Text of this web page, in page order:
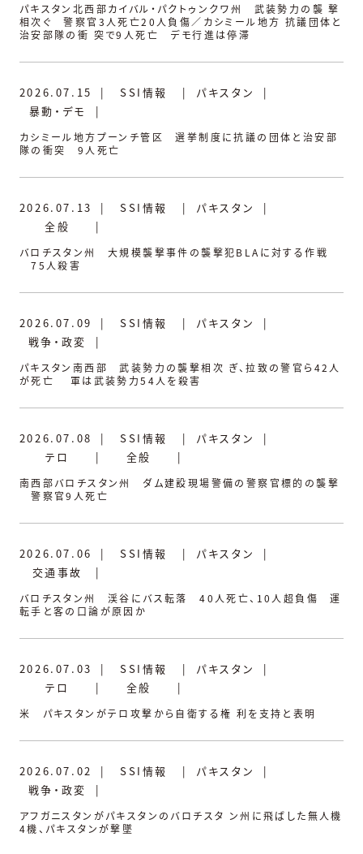
パキスタン北西部カイバル・パクトゥンクワ州 武装勢力の襲 撃
相次ぐ 警察官3人死亡20人負傷／カシミール地方 抗議団体と
治安部隊の衝 突で9人死亡 デモ行進は停滞
2026.07.15 | SSI情報 | パキスタン
|
暴動・デモ
|
カシミール地方プーンチ管区 選挙制度に抗議の団体と治安部
隊の衝突 9人死亡
2026.07.13 | SSI情報 | パキスタン
|
全般
|
バロチスタン州 大規模襲撃事件の襲撃犯BLAに対する作戦
75人殺害
2026.07.09 | SSI情報 | パキスタン
|
戦争・政変
|
パキスタン南西部 武装勢力の襲撃相次 ぎ、拉致の警官ら42人
が死亡 軍は武装勢力54人を殺害
2026.07.08 | SSI情報 | パキスタン
|
テロ
| 全般 |
南西部バロチスタン州 ダム建設現場警備の警察官標的の襲撃
警察官9人死亡
2026.07.06 | SSI情報 | パキスタン
|
交通事故
|
バロチスタン州 渓谷にバス転落 40人死亡、10人超負傷 運
転手と客の口論が原因か
2026.07.03 | SSI情報 | パキスタン
|
テロ
| 全般 |
米 パキスタンがテロ攻撃から自衛する権 利を支持と表明
2026.07.02 | SSI情報 | パキスタン
|
戦争・政変
|
アフガニスタンがパキスタンのバロチスタ ン州に飛ばした無人機
4機、パキスタンが撃墜